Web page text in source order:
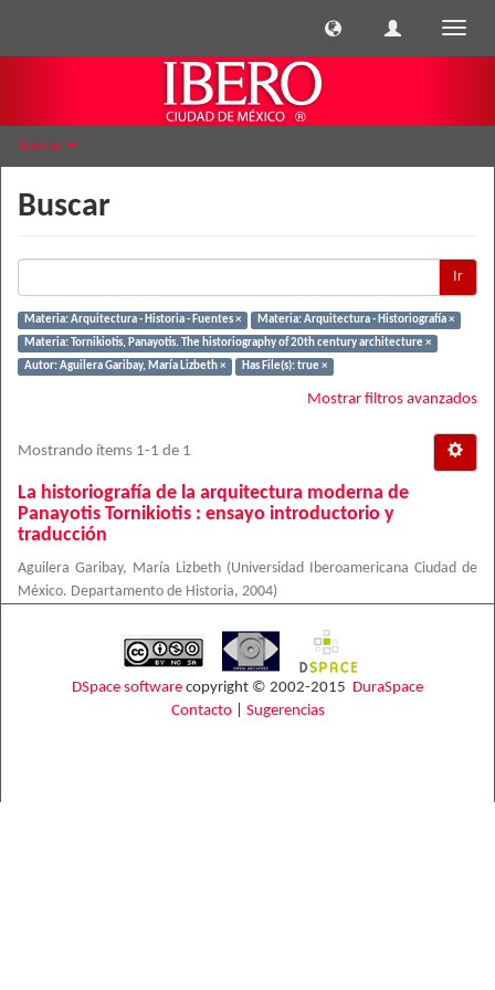
Buscar
Buscar
Ir
Materia: Arquitectura - Historia - Fuentes ×
Materia: Arquitectura - Historiografía ×
Materia: Tornikiotis, Panayotis. The historiography of 20th century architecture ×
Autor: Aguilera Garibay, María Lizbeth ×
Has File(s): true ×
Mostrar filtros avanzados
Mostrando ítems 1-1 de 1
La historiografía de la arquitectura moderna de
Panayotis Tornikiotis : ensayo introductorio y
traducción
Aguilera Garibay, María Lizbeth (Universidad Iberoamericana Ciudad de
México. Departamento de Historia, 2004)
DSpace software copyright © 2002-2015 DuraSpace
Contacto| Sugerencias